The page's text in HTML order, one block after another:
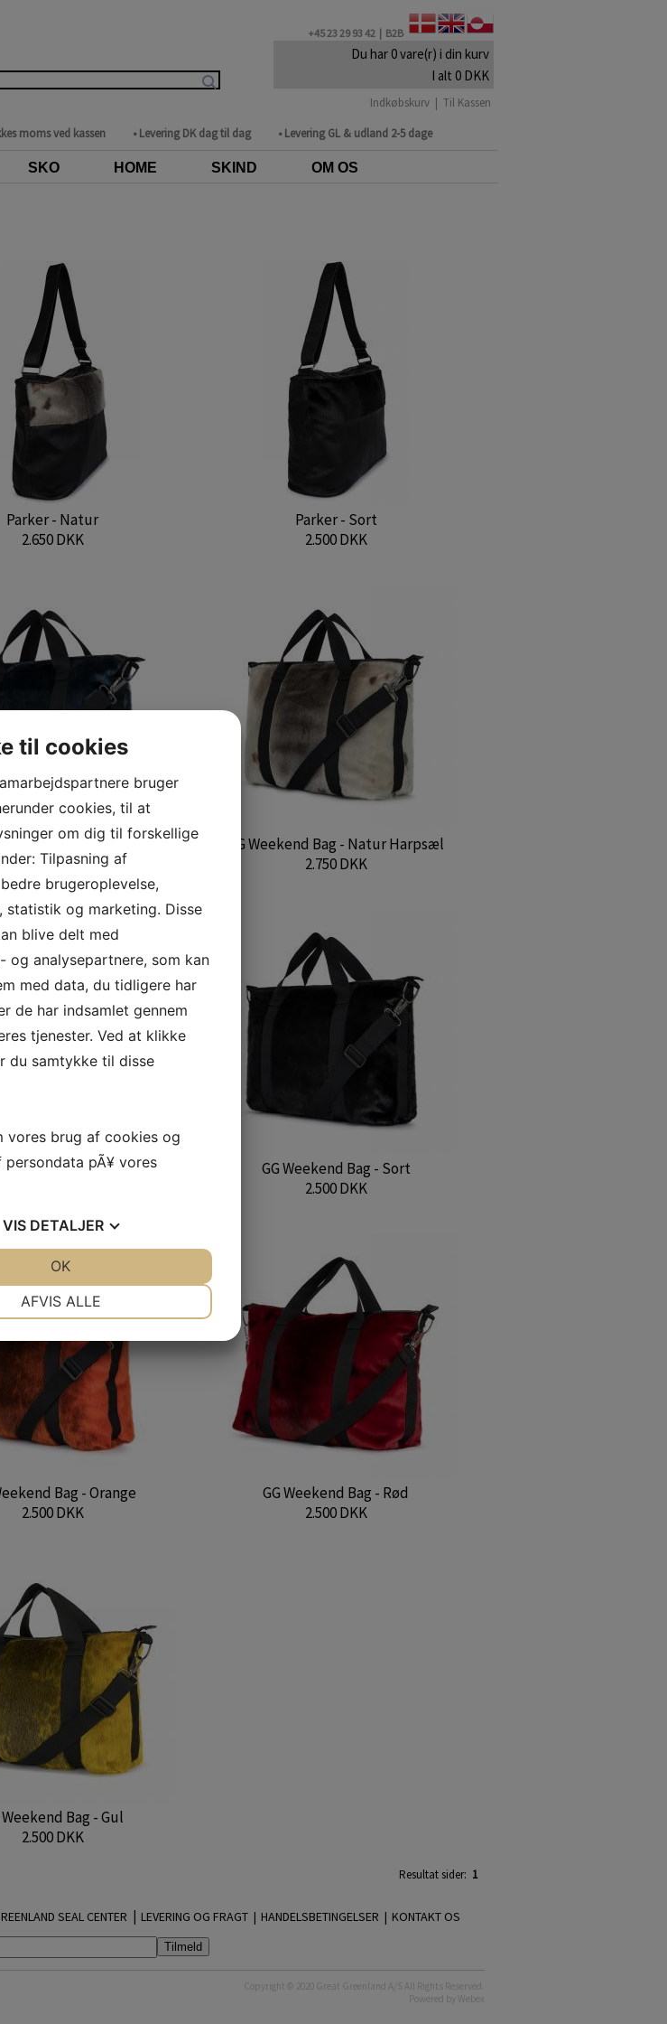
Du har 0 vare(r) i din kurv
I alt 0 DKK
Indkøbskurv | Til Kassen
+45 23 29 93 42 | B2B
moms ved kassen • Levering DK dag til dag • Levering GL & udland 2-5 dage
SKO HOME SKIND OM OS
Parker - Natur
2.650 DKK
Parker - Sort
2.500 DKK
Bag - Blåbær
2.500 DKK
GG Weekend Bag - Natur Harpsæl
2.750 DKK
Bag - Royal Blue
GG Weekend Bag - Sort
2.500 DKK
Bag - Orange
2.500 DKK
GG Weekend Bag - Rød
2.500 DKK
Weekend Bag - Gul
2.500 DKK
Resultat sider: 1
SEAL CENTER | LEVERING OG FRAGT | HANDELSBETINGELSER | KONTAKT OS
Copyright © 2020 Great Greenland A/S All Rights Reserved.
Powered by
Webex
til cookies
bruger
cookies, til at
om dig til forskellige
Tilpasning af
brugeroplevelse,
statistik og marketing. Disse
blive delt med
og analysepartnere, som kan
med data, du tidligere har
de har indsamlet gennem
tjenester. Ved at klikke
du samtykke til disse
vores brug af cookies og
persondata pÃ¥ vores
VIS DETALJER
STATISTIK
AFVIS ALLE
OK